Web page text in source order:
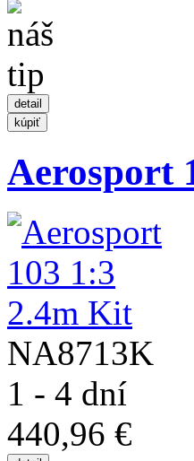
Aerosport
NA8713K
1 - 4 dní
440,96 €